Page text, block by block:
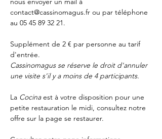
contact@cassinomagus.fr ou par téléphone
au 05 45 89 32 21.
Supplément de 2 € par personne au tarif
d'entrée.
Cassinomagus se réserve le droit d'annuler
une visite s'il y a moins de 4 participants.
La Cocina est à votre disposition pour une
petite restauration le midi, consultez notre
offre sur la page se restaurer.